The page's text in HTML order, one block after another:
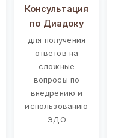
Консультация
по Диадоку
для получения
ответов на
сложные
вопросы по
внедрению и
использованию
ЭДО